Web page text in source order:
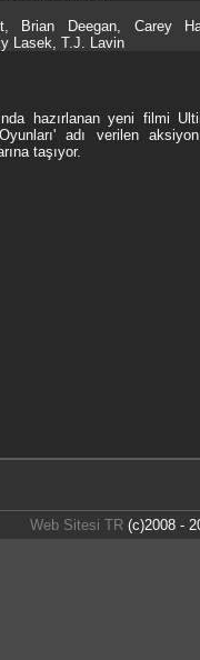
Brian Deegan, Carey
Lasek, T.J. Lavin
hazırlanan yeni filmi
adı verilen aksiyon
taşıyor.
Web Sitesi TR(c)2008 -